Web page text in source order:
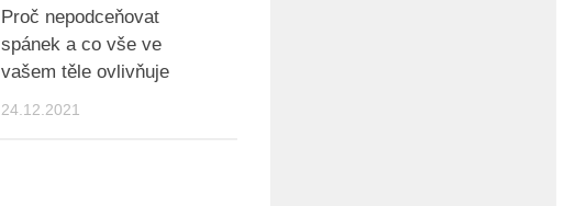
Proč nepodceňovat
spánek a co vše ve
vašem těle ovlivňuje
24.12.2021